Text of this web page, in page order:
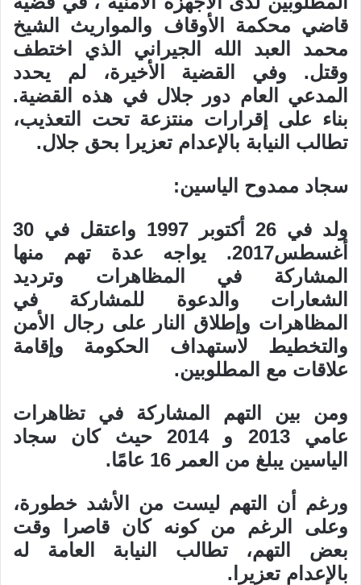
قاضي محكمة الأوقاف والمواريث الشيخ
محمد العبد الله الجيراني الذي اختطف
وقتل. وفي القضية الأخيرة، لم يحدد
المدعي العام دور جلال في هذه القضية.
بناء على إقرارات منتزعة تحت التعذيب،
تطالب النيابة بالإعدام تعزيرا بحق جلال.
سجاد ممدوح الياسين:
ولد في 26 أكتوبر 1997 واعتقل في 30
أغسطس2017. يواجه عدة تهم منها
المشاركة في المظاهرات وترديد
الشعارات والدعوة للمشاركة في
المظاهرات وإطلاق النار على رجال الأمن
والتخطيط لاستهداف الحكومة وإقامة
علاقات مع المطلوبين.
ومن بين التهم المشاركة في تظاهرات
عامي 2013 و 2014 حيث كان سجاد
الياسين يبلغ من العمر 16 عامًا.
ورغم أن التهم ليست من الأشد خطورة،
وعلى الرغم من كونه كان قاصرا وقت
بعض التهم، تطالب النيابة العامة له
بالإعدام تعزيرا.